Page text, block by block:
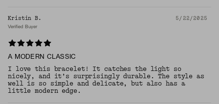
Kristin B. 5/22/2025
Verified Buyer
A MODERN CLASSIC
I love this bracelet! It catches the light so
nicely, and it’s surprisingly durable. The style as
well is so simple and delicate, but also has a
little modern edge.